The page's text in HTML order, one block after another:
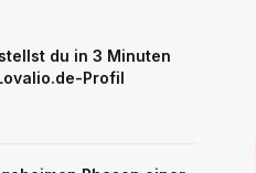
du in 3 Minuten
Profil